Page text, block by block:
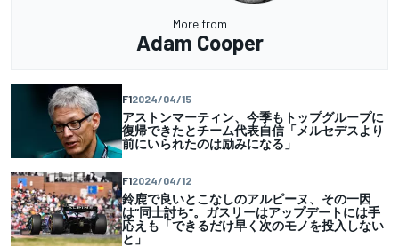
More from
Adam Cooper
F12024/04/15
アストンマーティン、今季もトップグループに
復帰できたとチーム代表自信「メルセデスより
前にいられたのは励みになる」
F12024/04/12
鈴鹿で良いとこなしのアルピーヌ、その一因
は“同士討ち”。ガスリーはアップデートには手
応えも「できるだけ早く次のモノを投入しない
と」